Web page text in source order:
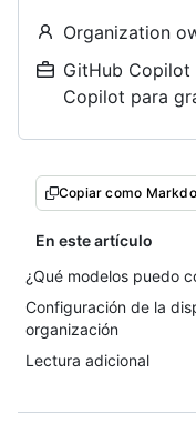
Organization
GitHub Copilot
Copilot para
Copiar como
En este artículo
¿Qué modelos puedo
Configuración de la
organización
Lectura adicional